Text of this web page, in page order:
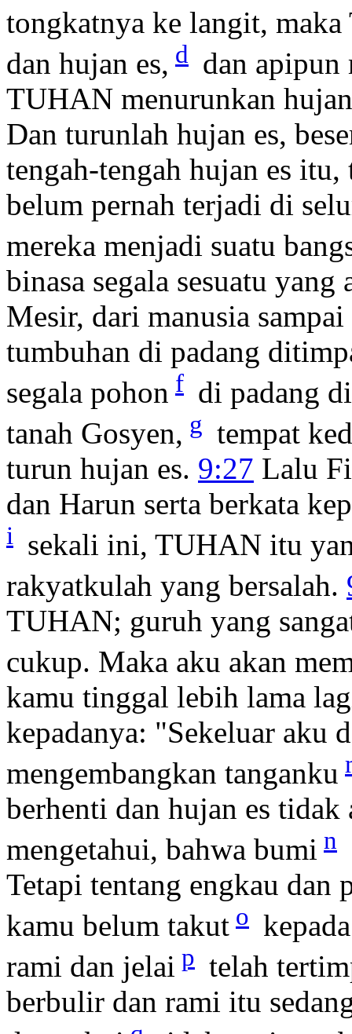
tongkatnya ke langit,
dan hujan es, d dan apipun
TUHAN menurunkan
Dan turunlah hujan es,
tengah-tengah hujan es
belum pernah terjadi di
mereka menjadi suatu
binasa segala sesuatu
Mesir, dari manusia
tumbuhan di padang
segala pohon f di padang
tanah Gosyen, g tempat
turun hujan es. 9:27 Lalu
dan Harun serta berkata
i sekali ini, TUHAN itu
rakyatkulah yang bersalah.
TUHAN; guruh yang
cukup. Maka aku akan
kamu tinggal lebih lama
kepadanya: "Sekeluar aku
mengembangkan tanganku
berhenti dan hujan es
mengetahui, bahwa bumi n
Tetapi tentang engkau dan
kamu belum takut o
rami dan jelai p telah
berbulir dan rami itu